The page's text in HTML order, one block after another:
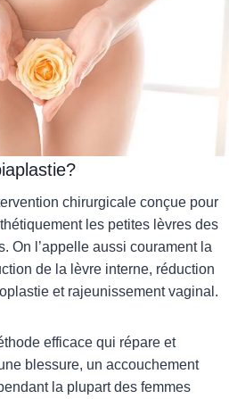
chirurgicale conçue pour
les petites lèvres des
On l’appelle aussi courament la
de la lèvre interne, réduction
et rajeunissement vaginal.
efficace qui répare et
blessure, un accouchement
la plupart des femmes